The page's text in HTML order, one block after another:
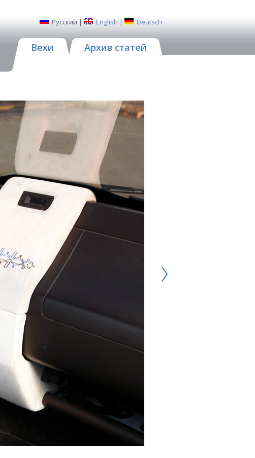
Русский | English | Deutsch
Вехи Архив статей